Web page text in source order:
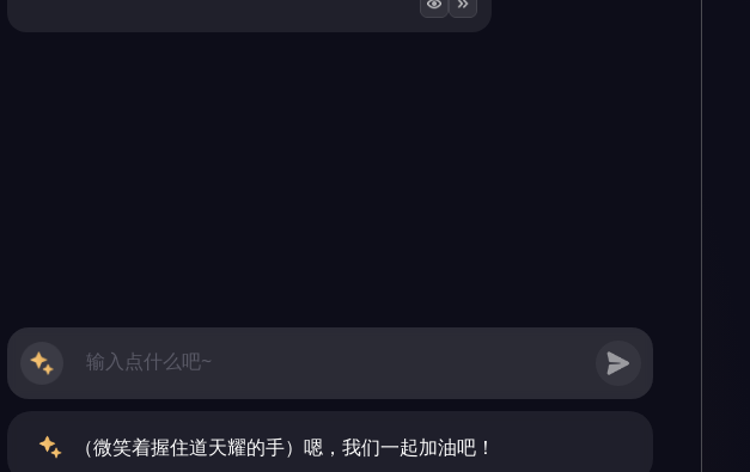
（微笑着握住道天耀的手）嗯，我们一起加油吧！